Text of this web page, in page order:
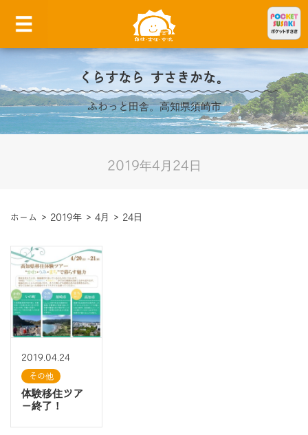
くらすなら すさきかな。
ふわっと田舎。高知県須崎市
2019年4月24日
ホーム > 2019年 > 4月 > 24日
2019.04.24
その他
体験移住ツア
ー終了！